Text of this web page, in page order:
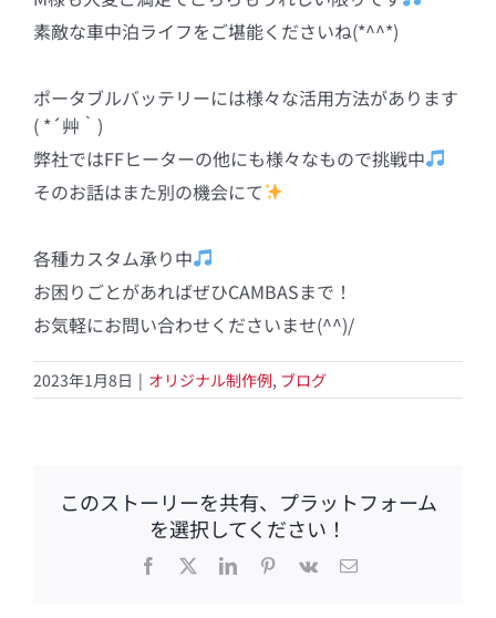
素敵な車中泊ライフをご堪能くださいね(*^^*)
ポータブルバッテリーには様々な活用方法があります
( *´艸｀)
弊社ではFFヒーターの他にも様々なもので挑戦中
そのお話はまた別の機会にて
各種カスタム承り中
お困りごとがあればぜひCAMBASまで！
お気軽にお問い合わせくださいませ(^^)/
2023年1月8日 | オリジナル制作例, ブログ
このストーリーを共有、プラットフォーム
を選択してください！
Facebook
X LinkedInPinterest
Vk
電